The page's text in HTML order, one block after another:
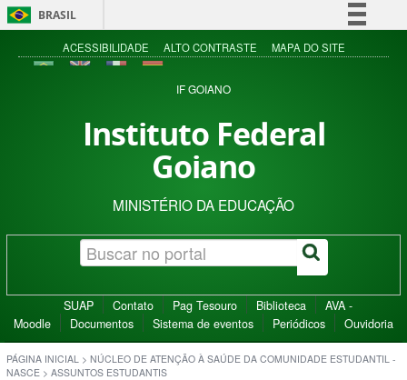
BRASIL
Simplifique!
Acesso à informação
ACESSIBILIDADE ALTO CONTRASTE MAPA DO SITE
IF GOIANO
Instituto Federal
Goiano
MINISTÉRIO DA EDUCAÇÃO
SUAP Contato Pag Tesouro Biblioteca
AVA -
Moodle
Documentos Sistema de eventos Periódicos Ouvidoria
PÁGINA INICIAL > NÚCLEO DE ATENÇÃO À SAÚDE DA COMUNIDADE ESTUDANTIL -
NASCE > ASSUNTOS ESTUDANTIS